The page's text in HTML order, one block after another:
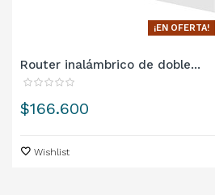
¡EN OFERTA!
Router inalámbrico de doble...
Precio
$166.600
Wishlist